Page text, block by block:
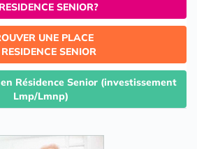
SENIOR?
UNE PLACE
SENIOR
Résidence Senior (investissement
Lmp/Lmnp)